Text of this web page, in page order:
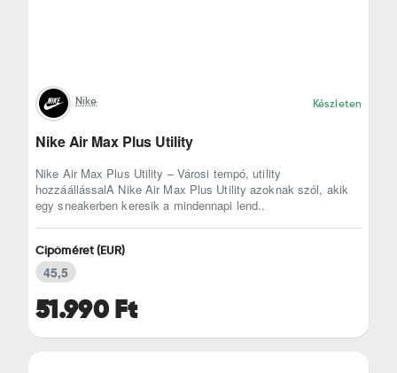
Nike Készleten
Nike Air Max Plus Utility
Nike Air Max Plus Utility – Városi tempó, utility
hozzáállássalA Nike Air Max Plus Utility azoknak szól, akik
egy sneakerben keresik a mindennapi lend..
51.990 Ft
Cipőméret (EUR)
45,5